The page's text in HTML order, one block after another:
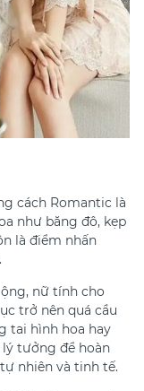
cách Romantic là
như băng đô, kẹp
là điểm nhấn
nữ tính cho
trở nên quá cầu
tai hình hoa hay
tưởng để hoàn
nhiên và tinh tế.